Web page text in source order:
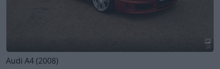
20
Audi A4 (2008)